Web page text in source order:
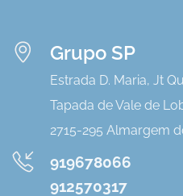
Grupo SP
Estrada D. Maria, Jt
Tapada de Vale de
2715-295 Almargem
919678066
912570317